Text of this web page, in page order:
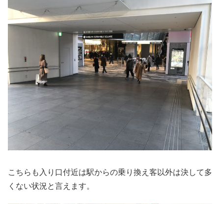
こちらも入り口付近は駅からの乗り換え客以外は決して多
くない状況と言えます。